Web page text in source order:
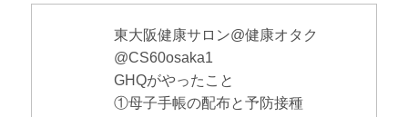
東大阪健康サロン@健康オタク
@CS60osaka1
GHQがやったこと
①母子手帳の配布と予防接種